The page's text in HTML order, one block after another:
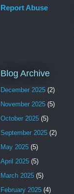
Report Abuse
Blog Archive
December 2025 (2)
November 2025 (5)
October 2025 (5)
September 2025 (2)
May 2025 (5)
April 2025 (5)
March 2025 (5)
February 2025 (4)